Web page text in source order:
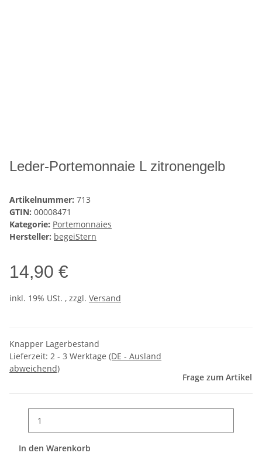
Leder-Portemonnaie L zitronengelb
Artikelnummer: 713
GTIN: 00008471
Kategorie: Portemonnaies
Hersteller: begeiStern
14,90 €
inkl. 19% USt. , zzgl. Versand
Knapper Lagerbestand
Lieferzeit: 2 - 3 Werktage (DE - Ausland
abweichend)
Frage zum Artikel
In den Warenkorb